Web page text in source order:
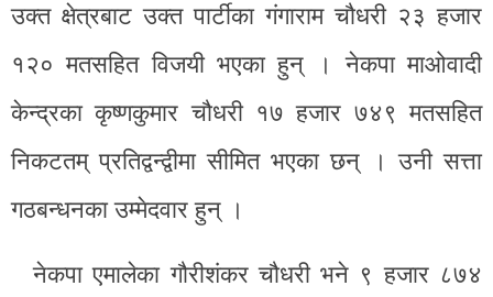
उक्त क्षेत्रबाट उक्त पार्टीका गंगाराम चौधरी २३ हजार
१२० मतसहित विजयी भएका हुन् । नेकपा माओवादी
केन्द्रका कृष्णकुमार चौधरी १७ हजार ७४९ मतसहित
निकटतम् प्रतिद्वन्द्वीमा सीमित भएका छन् । उनी सत्ता
गठबन्धनका उम्मेदवार हुन् ।
नेकपा एमालेका गौरीशंकर चौधरी भने ९ हजार ८७४